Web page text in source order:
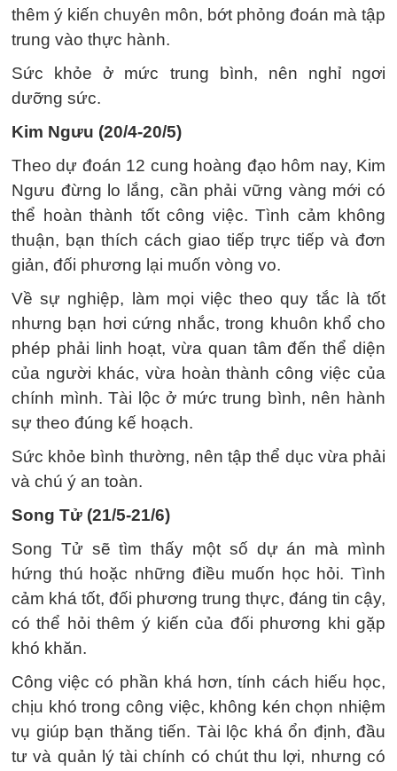
thêm ý kiến ​​chuyên môn, bớt phỏng đoán mà tập
trung vào thực hành.
Sức khỏe ở mức trung bình, nên nghỉ ngơi
dưỡng sức.
Kim Ngưu (20/4-20/5)
Theo dự đoán 12 cung hoàng đạo hôm nay, Kim
Ngưu đừng lo lắng, cần phải vững vàng mới có
thể hoàn thành tốt công việc. Tình cảm không
thuận, bạn thích cách giao tiếp trực tiếp và đơn
giản, đối phương lại muốn vòng vo.
Về sự nghiệp, làm mọi việc theo quy tắc là tốt
nhưng bạn hơi cứng nhắc, trong khuôn khổ cho
phép phải linh hoạt, vừa quan tâm đến thể diện
của người khác, vừa hoàn thành công việc của
chính mình. Tài lộc ở mức trung bình, nên hành
sự theo đúng kế hoạch.
Sức khỏe bình thường, nên tập thể dục vừa phải
và chú ý an toàn.
Song Tử (21/5-21/6)
Song Tử sẽ tìm thấy một số dự án mà mình
hứng thú hoặc những điều muốn học hỏi. Tình
cảm khá tốt, đối phương trung thực, đáng tin cậy,
có thể hỏi thêm ý kiến ​​của đối phương khi gặp
khó khăn.
Công việc có phần khá hơn, tính cách hiếu học,
chịu khó trong công việc, không kén chọn nhiệm
vụ giúp bạn thăng tiến. Tài lộc khá ổn định, đầu
tư và quản lý tài chính có chút thu lợi, nhưng có